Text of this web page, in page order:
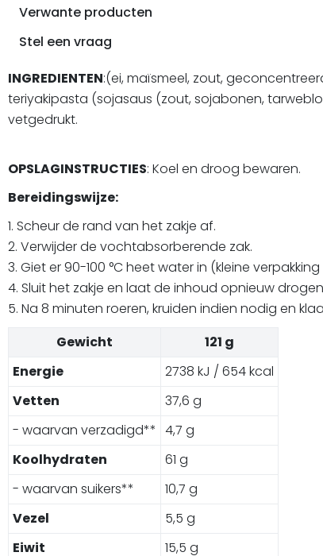
Verwante producten
Stel een vraag
INGREDIENTEN:(ei, maïsmeel, zout,
teriyakipasta (sojasaus (zout, sojabonen,
vetgedrukt.
OPSLAGINSTRUCTIES: Koel en droog bewaren.
Bereidingswijze:
1. Scheur de rand van het zakje af.
2. Verwijder de vochtabsorberende zak.
3. Giet er 90-100 °C heet water in (kleine
4. Sluit het zakje en laat de inhoud opnieuw
5. Na 8 minuten roeren, kruiden indien nodig en
Gewicht
121 g
Energie
2738 kJ / 654 kcal
Vetten
37,6 g
- waarvan verzadigd** 4,7 g
Koolhydraten
61 g
- waarvan suikers**
10,7 g
Vezel
5,5 g
Eiwit
15,5 g